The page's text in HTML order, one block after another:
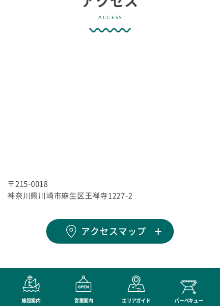
ACCESS
〒215-0018
神奈川県川崎市麻生区王禅寺1227-2
アクセスマップ
施設案内 営業案内 エリアガイド バーベキュー